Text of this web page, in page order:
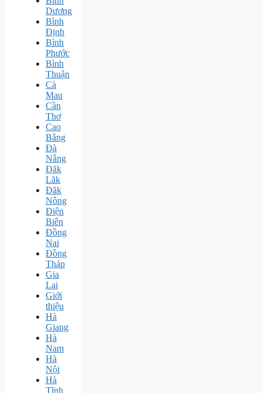
Dương
Bình
Định
Bình
Phước
Bình
Thuận
Cà
Mau
Cần
Thơ
Cao
Bằng
Đà
Nẵng
Đăk
Lăk
Đăk
Nông
Điện
Biên
Đồng
Nai
Đồng
Tháp
Gia
Lai
Giới
thiệu
Hà
Giang
Hà
Nam
Hà
Nội
Hà
Tĩnh